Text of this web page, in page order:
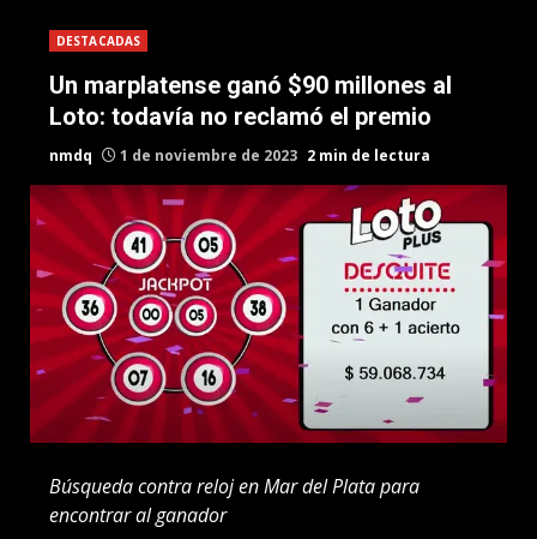
DESTACADAS
Un marplatense ganó $90 millones al
Loto: todavía no reclamó el premio
nmdq 1 de noviembre de 2023 2 min de lectura
Búsqueda contra reloj en Mar del Plata para
encontrar al ganador